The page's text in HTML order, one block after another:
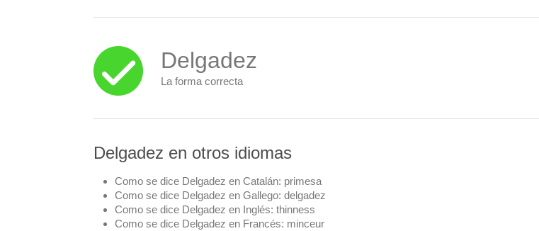
Delgadez
La forma correcta
Delgadez en otros idiomas
Como se dice Delgadez en Catalán: primesa
Como se dice Delgadez en Gallego: delgadez
Como se dice Delgadez en Inglés: thinness
Como se dice Delgadez en Francés: minceur